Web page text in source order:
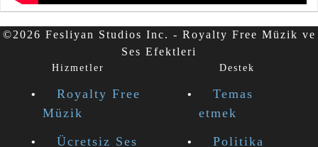
©2026 Fesliyan Studios Inc. - Royalty Free Müzik ve
Ses Efektleri
Hizmetler
Royalty Free
Müzik
Ücretsiz Ses
Destek
Temas
etmek
Politika